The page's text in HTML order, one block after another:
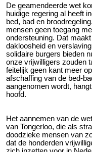
De geamendeerde wet
huidige regering al heeft
bed, bad en
mensen geen toegang
ondersteuning. Dat
dakloosheid en
solidaire burgers bieden
onze vrijwilligers zouden
feitelijk geen kant meer
afschaffing van de bed-
aangenomen wordt,
hoofd.
Het aannemen van de
van Tongerloo, die als
doodzieke mensen van
dat de honderden